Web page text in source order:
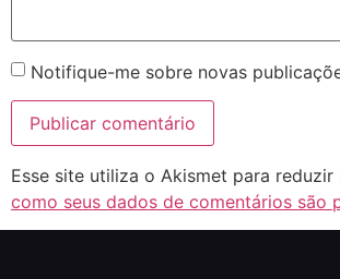
Notifique-me sobre novas
Esse site utiliza o Akismet para reduzir
como seus dados de comentários são